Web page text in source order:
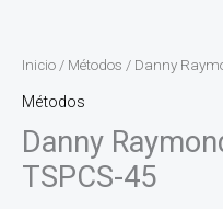
Inicio / Métodos / Danny
Métodos
Danny
TSPCS-45
-
Clean
TSPCS-